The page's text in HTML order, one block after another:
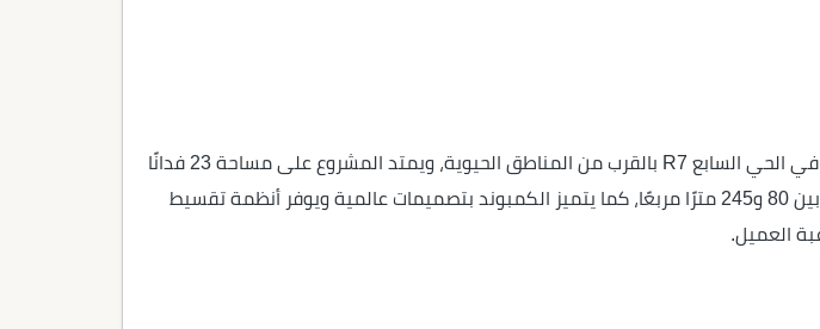
كمبوند الموندو بالعاصمة الإدارية الجديدة هو مشروع سكني من شركة رفكو، يقع في الحي السابع R7 بالقرب من المناطق الحيوية، ويمتد المشروع على مساحة 23 فدانًا
ويضم 32 عمارة، كل منها مكونة من دور أرضي و7 أدوار، مع مساحات وحدات تتراوح بين 80 و245 مترًا مربعًا، كما يتميز الكمبوند بتصميمات عالمية ويوفر أنظمة تقسيط